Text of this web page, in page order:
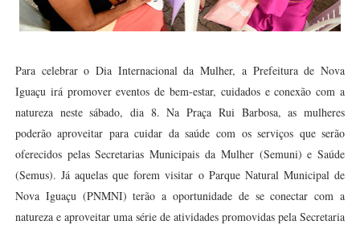
Para celebrar o Dia Internacional da Mulher, a Prefeitura de Nova
Iguaçu irá promover eventos de bem-estar, cuidados e conexão com a
natureza neste sábado, dia 8. Na Praça Rui Barbosa, as mulheres
poderão aproveitar para cuidar da saúde com os serviços que serão
oferecidos pelas Secretarias Municipais da Mulher (Semuni) e Saúde
(Semus). Já aquelas que forem visitar o Parque Natural Municipal de
Nova Iguaçu (PNMNI) terão a oportunidade de se conectar com a
natureza e aproveitar uma série de atividades promovidas pela Secretaria